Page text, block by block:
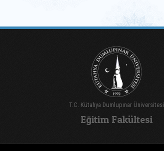
T.C. Kütahya Dumlupınar Üniversitesi
Eğitim Fakültesi